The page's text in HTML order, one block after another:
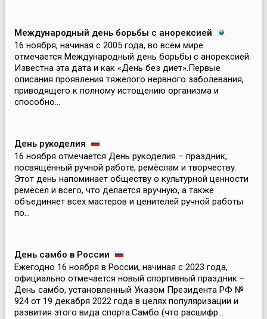
Международный день борьбы с анорексией
16 ноября, начиная с 2005 года, во всём мире
отмечается Международный день борьбы с анорексией.
Известна эта дата и как «День без диет».Первые
описания проявления тяжёлого нервного заболевания,
приводящего к полному истощению организма и
способно...
День рукоделия
16 ноября отмечается День рукоделия – праздник,
посвящённый ручной работе, ремёслам и творчеству.
Этот день напоминает обществу о культурной ценности
ремёсел и всего, что делается вручную, а также
объединяет всех мастеров и ценителей ручной работы
по...
День самбо в России
Ежегодно 16 ноября в России, начиная с 2023 года,
официально отмечается новый спортивный праздник –
День самбо, установленный Указом Президента РФ №
924 от 19 декабря 2022 года в целях популяризации и
развития этого вида спорта.Самбо (что расшифр...